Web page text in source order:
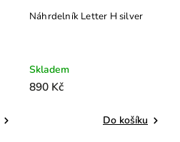
Náhrdelník Letter H silver
Skladem
890 Kč
Do košíku